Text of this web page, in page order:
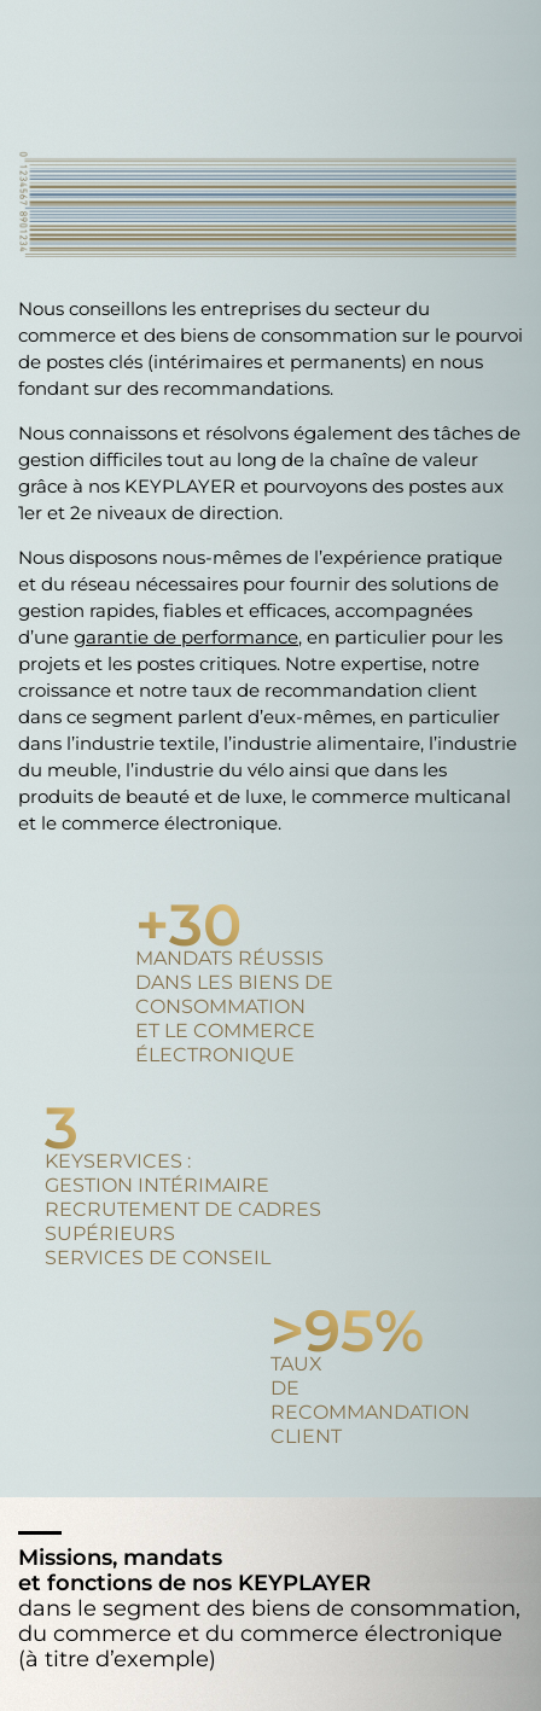
Nous conseillons les entreprises du secteur du
commerce et des biens de consommation sur le pourvoi
de postes clés (intérimaires et permanents) en nous
fondant sur des recommandations.
Nous connaissons et résolvons également des tâches de
gestion difficiles tout au long de la chaîne de valeur
grâce à nos KEYPLAYER et pourvoyons des postes aux
1er et 2e niveaux de direction.
Nous disposons nous-mêmes de l’expérience pratique
et du réseau nécessaires pour fournir des solutions de
gestion rapides, fiables et efficaces, accompagnées
d’une garantie de performance, en particulier pour les
projets et les postes critiques. Notre expertise, notre
croissance et notre taux de recommandation client
dans ce segment parlent d’eux-mêmes, en particulier
dans l’industrie textile, l’industrie alimentaire, l’industrie
du meuble, l’industrie du vélo ainsi que dans les
produits de beauté et de luxe, le commerce multicanal
et le commerce électronique.
+30
MANDATS RÉUSSIS
DANS LES BIENS DE
CONSOMMATION
ET LE COMMERCE
ÉLECTRONIQUE
3
KEYSERVICES :
GESTION INTÉRIMAIRE
RECRUTEMENT DE CADRES
SUPÉRIEURS
SERVICES DE CONSEIL
>95%
TAUX
DE
RECOMMANDATION
CLIENT
Missions, mandats
et fonctions de nos KEYPLAYER
dans le segment des biens de consommation,
du commerce et du commerce électronique
(à titre d’exemple)